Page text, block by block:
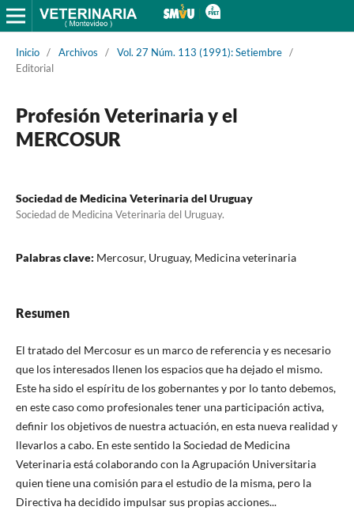
Inicio / Archivos / Vol. 27 Núm. 113 (1991): Setiembre /
Editorial
Profesión Veterinaria y el
MERCOSUR
Sociedad de Medicina Veterinaria del Uruguay
Sociedad de Medicina Veterinaria del Uruguay.
Palabras clave: Mercosur, Uruguay, Medicina veterinaria
Resumen
El tratado del Mercosur es un marco de referencia y es necesario
que los interesados llenen los espacios que ha dejado el mismo.
Este ha sido el espíritu de los gobernantes y por lo tanto debemos,
en este caso como profesionales tener una participación activa,
definir los objetivos de nuestra actuación, en esta nueva realidad y
llevarlos a cabo. En este sentido la Sociedad de Medicina
Veterinaria está colaborando con la Agrupación Universitaria
quien tiene una comisión para el estudio de la misma, pero la
Directiva ha decidido impulsar sus propias acciones...